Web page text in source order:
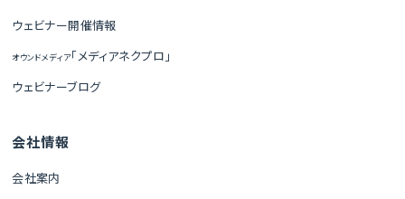
ウェビナー開催情報
オウンドメディア「メディアネクプロ」
ウェビナーブログ
会社情報
会社案内